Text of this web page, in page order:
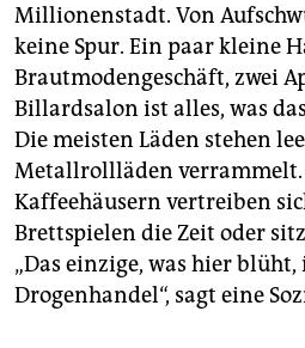
Millionenstadt. Von
keine Spur. Ein paar kleine
Brautmodengeschäft, zwei
Billardsalon ist alles, was
Die meisten Läden stehen
Metallrollläden verrammelt.
Kaffeehäusern vertreiben
Brettspielen die Zeit oder
„Das einzige, was hier blüht,
Drogenhandel“, sagt eine